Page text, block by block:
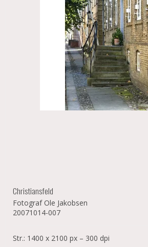
Christiansfeld
Fotograf Ole Jakobsen
20071014-007
Str.: 1400 x 2100 px – 300 dpi